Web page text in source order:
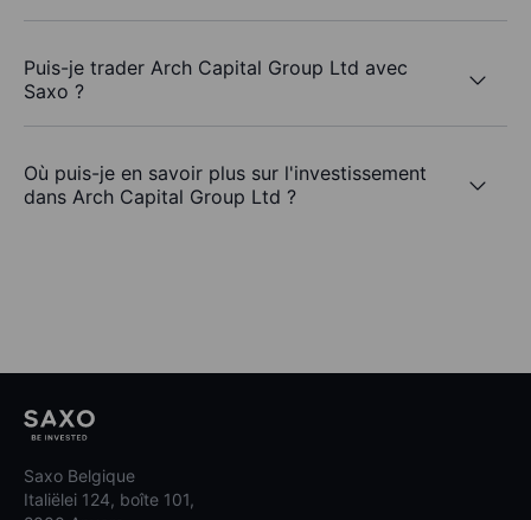
Puis-je trader Arch Capital Group Ltd avec
Saxo ?
Où puis-je en savoir plus sur l'investissement
dans Arch Capital Group Ltd ?
Saxo Belgique
Italiëlei 124, boîte 101,